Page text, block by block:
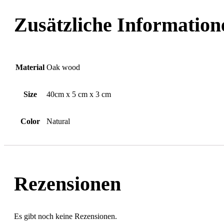
Zusätzliche
Material Oak wood
Size 40cm x 5 cm x 3 cm
Color Natural
Rezensionen
Es gibt noch keine Rezensionen.